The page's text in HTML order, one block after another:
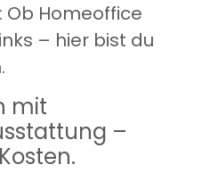
: Ob Homeoffice
– hier bist du
mit
–